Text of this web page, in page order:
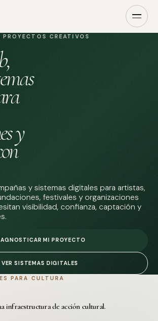
CREATIVOS
y
y sistemas digitales para artistas,
festivales y organizaciones
visibilidad, confianza, captación y
MI PROYECTO
VER SISTEMAS DIGITALES
PARA CULTURA
infraestructura de acción cultural.